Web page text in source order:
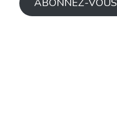
ABONNEZ-VOUS